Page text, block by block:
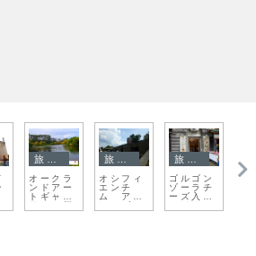
旅日記 旅日記
香港旅、
最初の小
さなハプ
ニング
旅日記
嗇色園黃
大仙廟で
お参りを
してみよ
う
オーストリア
ウィーン
の拷問博
物館 拷